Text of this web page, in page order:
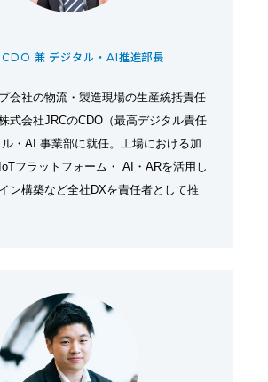
兼 デジタル・AI推進部長
会社の物流・製造現場の生産統括責任
式会社JRCのCDO（最高デジタル責任
・AI 事業部に就任。工場における加
フラットフォーム・ AI・ARを活用し
ン構築など全社DXを責任者として推